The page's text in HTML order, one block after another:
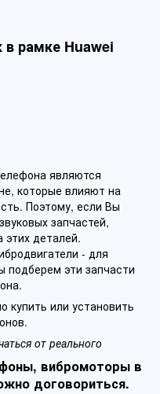
рамке Huawei
являются
которые влияют на
Поэтому, если Вы
запчастей,
этих деталей.
- для
подберем эти запчасти
или установить
от реального
вибромоторы в
договориться.